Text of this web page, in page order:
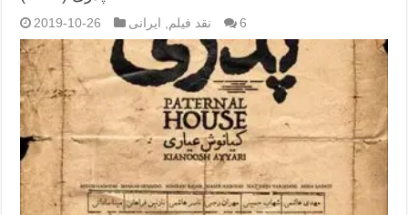
2019-10-26 نقد فیلم ایرانی 6